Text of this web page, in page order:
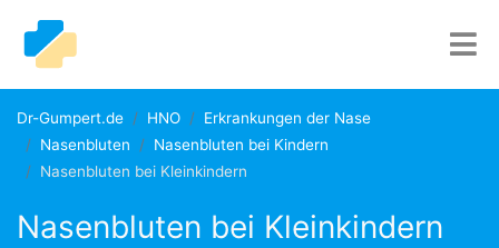
Dr-Gumpert.de HNO
Erkrankungen der Nase
Nasenbluten
Nasenbluten bei Kindern
Nasenbluten bei Kleinkindern
Nasenbluten bei Kleinkindern